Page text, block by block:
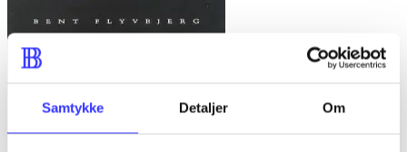
Samtykke Detaljer Om